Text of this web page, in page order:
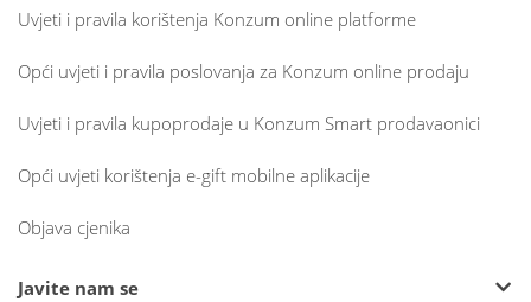
Uvjeti i pravila korištenja Konzum online platforme
Opći uvjeti i pravila poslovanja za Konzum online prodaju
Uvjeti i pravila kupoprodaje u Konzum Smart prodavaonici
Opći uvjeti korištenja e-gift mobilne aplikacije
Objava cjenika
Javite nam se